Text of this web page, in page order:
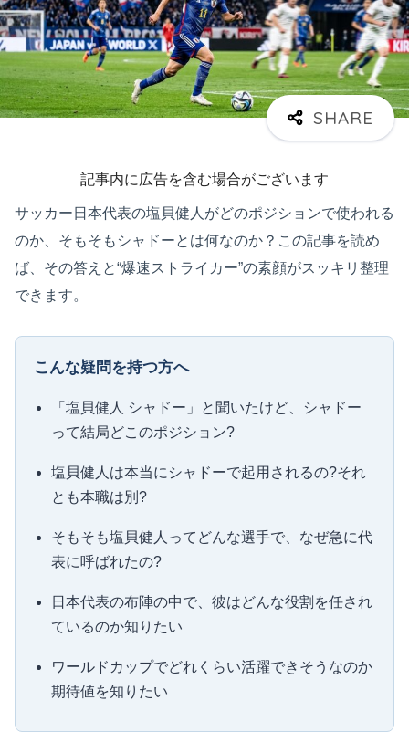
記事内に広告を含む場合がございます
サッカー日本代表の塩貝健人がどのポジションで使われる
のか、そもそもシャドーとは何なのか？この記事を読め
ば、その答えと“爆速ストライカー”の素顔がスッキリ整理
できます。
こんな疑問を持つ方へ
「塩貝健人 シャドー」と聞いたけど、シャドー
って結局どこのポジション?
塩貝健人は本当にシャドーで起用されるの?それ
とも本職は別?
そもそも塩貝健人ってどんな選手で、なぜ急に代
表に呼ばれたの?
日本代表の布陣の中で、彼はどんな役割を任され
ているのか知りたい
ワールドカップでどれくらい活躍できそうなのか
期待値を知りたい